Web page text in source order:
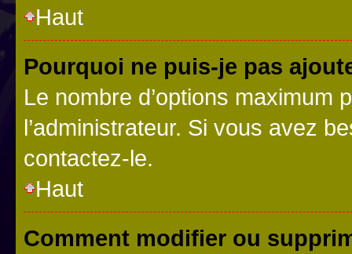
Haut
Pourquoi ne puis-je pas
Le nombre d’options maximum
l’administrateur. Si vous avez
contactez-le.
Haut
Comment modifier ou